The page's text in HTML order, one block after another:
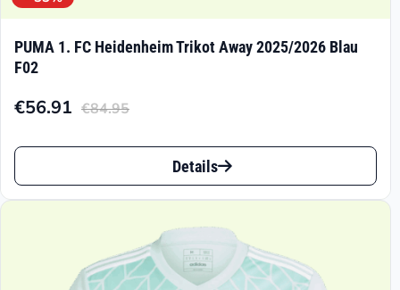
PUMA 1. FC Heidenheim Trikot Away 2025/2026 Blau
F02
€84.95
Ursprünglicher
Preis
€84.95
€56.91
Aktueller
Preis
€56.91.
Dieses
Produkt
Varianten
Details